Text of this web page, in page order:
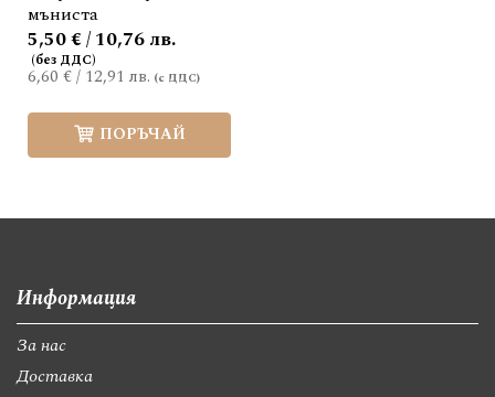
мъниста
6,60 €/ 12,91 лв.
5,50 € / 10,76 лв.
ПОРЪЧАЙ
Информация
За нас
Доставка